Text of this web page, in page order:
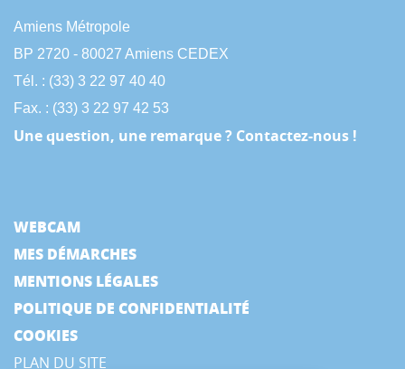
Amiens Métropole
BP 2720 - 80027 Amiens CEDEX
Tél. : (33) 3 22 97 40 40
Fax. : (33) 3 22 97 42 53
Une question, une remarque ? Contactez-nous !
WEBCAM
MES DÉMARCHES
MENTIONS LÉGALES
POLITIQUE DE CONFIDENTIALITÉ
COOKIES
PLAN DU SITE